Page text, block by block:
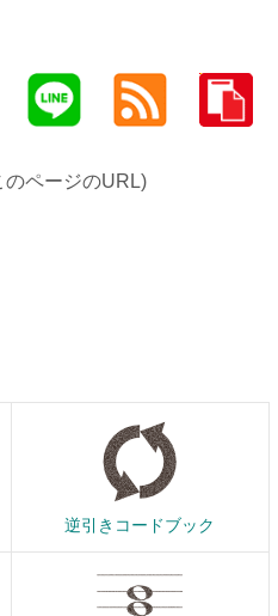
逆引きコードブック